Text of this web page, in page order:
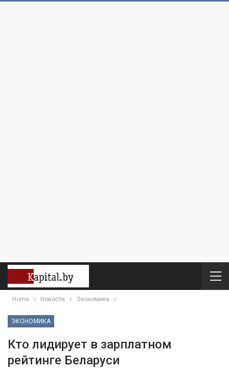
Home Новости Экономика
ЭКОНОМИКА
Кто лидирует в зарплатном
рейтинге Беларуси